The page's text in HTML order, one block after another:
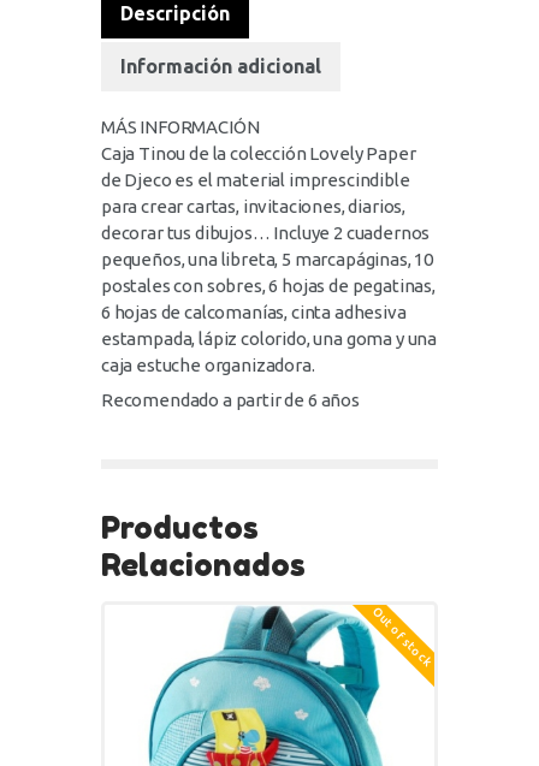
Descripción
Información adicional
MÁS INFORMACIÓN
Caja Tinou de la colección Lovely Paper
de Djeco es el material imprescindible
para crear cartas, invitaciones, diarios,
decorar tus dibujos… Incluye 2 cuadernos
pequeños, una libreta, 5 marcapáginas, 10
postales con sobres, 6 hojas de pegatinas,
6 hojas de calcomanías, cinta adhesiva
estampada, lápiz colorido, una goma y una
caja estuche organizadora.
Recomendado a partir de 6 años
Productos
Relacionados
Out of stock